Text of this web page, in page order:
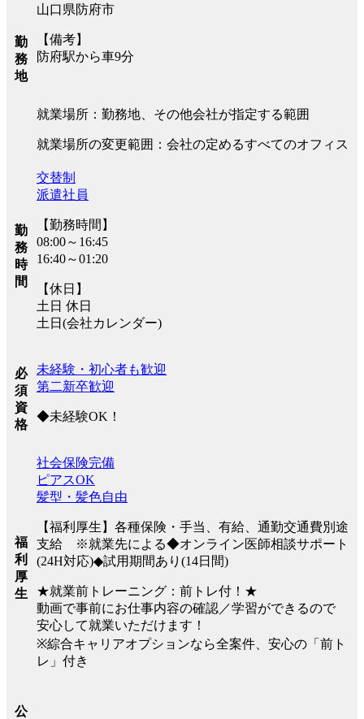
勤
務
地
山口県防府市
【備考】
防府駅から車9分
就業場所：勤務地、その他会社が指定する範囲
就業場所の変更範囲：会社の定めるすべてのオフィス
勤
務
時
間
交替制
派遣社員
【勤務時間】
08:00～16:45
16:40～01:20
【休日】
土日 休日
土日(会社カレンダー)
必
須
資
格
未経験・初心者も歓迎
第二新卒歓迎
◆未経験OK！
福
利
厚
生
社会保険完備
ピアスOK
髪型・髪色自由
【福利厚生】各種保険・手当、有給、通勤交通費別途
支給 ※就業先による◆オンライン医師相談サポート
(24H対応)◆試用期間あり(14日間)
★就業前トレーニング：前トレ付！★
動画で事前にお仕事内容の確認／学習ができるので
安心して就業いただけます！
※綜合キャリアオプションなら全案件、安心の「前ト
レ」付き
公